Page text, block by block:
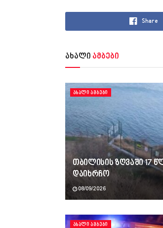
Share
ახალი ამბები
ᲐᲮᲐᲚᲘ ᲐᲛᲑᲔᲑᲘ
თბილისის ზღვაში 17
დაიხრჩო
08/09/2026
ᲐᲮᲐᲚᲘ ᲐᲛᲑᲔᲑᲘ